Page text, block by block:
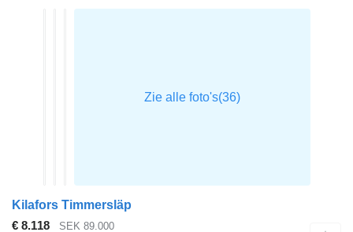
Kilafors Timmersläp
€ 8.118
SEK 89.000